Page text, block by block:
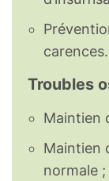
carences.
Troubles
Maintien
Maintien
normale ;